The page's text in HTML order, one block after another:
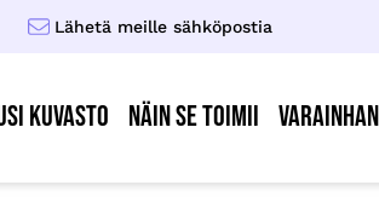
Lähetä meille sähköpostia
KUVASTO Näin se toimii